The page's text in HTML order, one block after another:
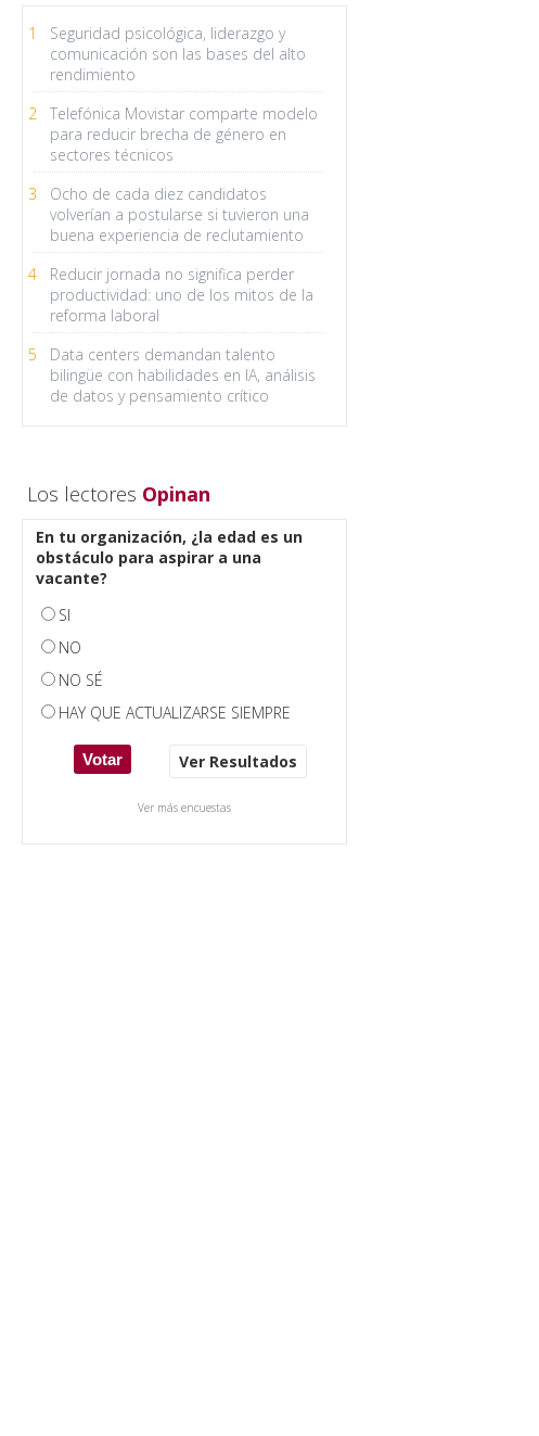
1
Seguridad psicológica, liderazgo y
comunicación son las bases del alto
rendimiento
2
Telefónica Movistar comparte modelo
para reducir brecha de género en
sectores técnicos
3
Ocho de cada diez candidatos
volverían a postularse si tuvieron una
buena experiencia de reclutamiento
4
Reducir jornada no significa perder
productividad: uno de los mitos de la
reforma laboral
5
Data centers demandan talento
bilingüe con habilidades en IA, análisis
de datos y pensamiento crítico
Los lectores Opinan
En tu organización, ¿la edad es un
obstáculo para aspirar a una
vacante?
SI
NO
NO SÉ
HAY QUE ACTUALIZARSE SIEMPRE
Ver Resultados
Ver más encuestas